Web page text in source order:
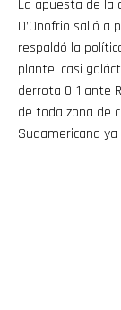
La apuesta de la
D’Onofrio salió a
respaldó la
plantel casi
derrota 0-1 ante
de toda zona de
Sudamericana